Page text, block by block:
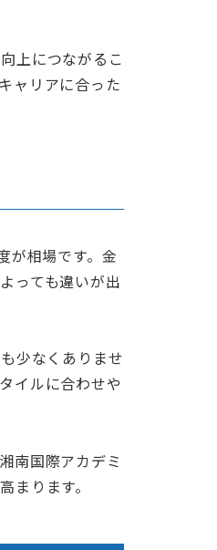
上につながるこ
ャリアに合った
が相場です。金
っても違いが出
少なくありませ
イルに合わせや
南国際アカデミ
まります。